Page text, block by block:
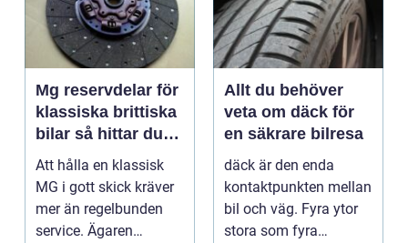
Mg reservdelar för
klassiska brittiska
bilar så hittar du
rätt delar
Att hålla en klassisk
MG i gott skick kräver
mer än regelbunden
service. Ägaren
Allt du behöver
veta om däck för
en säkrare bilresa
däck är den enda
kontaktpunkten mellan
bil och väg. Fyra ytor
stora som fyra